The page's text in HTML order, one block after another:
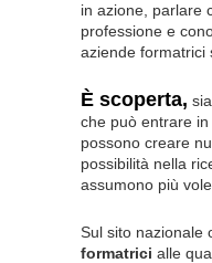
in azione, parlare
professione e
aziende formatrici
È scoperta,
che può entrare
possono creare
possibilità nella
assumono più
Sul sito nazionale
formatrici alle